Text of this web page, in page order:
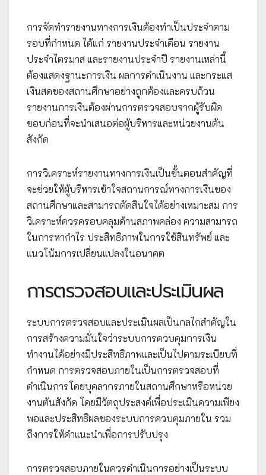
การจัดทำรายงานทางการเงินต้องทำเป็นประจำตาม
รอบที่กำหนด ได้แก่ รายงานประจำเดือน รายงาน
ประจำไตรมาส และรายงานประจำปี รายงานเหล่านี้
ต้องแสดงฐานะการเงิน ผลการดำเนินงาน และกระแส
เงินสดของสถานศึกษาอย่างถูกต้องและครบถ้วน
รายงานการเงินต้องผ่านการตรวจสอบจากผู้รับผิด
ชอบก่อนที่จะนำเสนอต่อผู้บริหารและหน่วยงานต้น
สังกัด
การวิเคราะห์รายงานทางการเงินเป็นขั้นตอนสำคัญที่
จะช่วยให้ผู้บริหารเข้าใจสถานการณ์ทางการเงินของ
สถานศึกษาและสามารถตัดสินใจได้อย่างเหมาะสม การ
วิเคราะห์ควรครอบคลุมด้านสภาพคล่อง ความสามารถ
ในการหากำไร ประสิทธิภาพในการใช้สินทรัพย์ และ
แนวโน้มการเปลี่ยนแปลงในอนาคต
การตรวจสอบและประเมินผล
ระบบการตรวจสอบและประเมินผลเป็นกลไกสำคัญใน
การสร้างความมั่นใจว่าระบบการควบคุมการเงิน
ทำงานได้อย่างมีประสิทธิภาพและเป็นไปตามระเบียบที่
กำหนด การตรวจสอบภายในเป็นการตรวจสอบที่
ดำเนินการโดยบุคลากรภายในสถานศึกษาหรือหน่วย
งานต้นสังกัด โดยมีวัตถุประสงค์เพื่อประเมินความเพียง
พอและประสิทธิผลของระบบการควบคุมภายใน รวม
ถึงการให้คำแนะนำเพื่อการปรับปรุง
การตรวจสอบภายในควรดำเนินการอย่างเป็นระบบ